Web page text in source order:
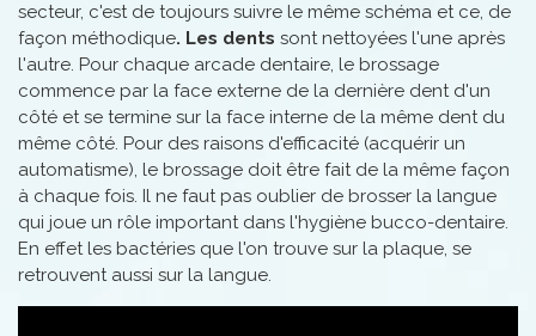
secteur, c'est de toujours suivre le même schéma et ce, de
façon méthodique. Les dents sont nettoyées l'une après
l'autre. Pour chaque arcade dentaire, le brossage
commence par la face externe de la dernière dent d'un
côté et se termine sur la face interne de la même dent du
même côté. Pour des raisons d'efficacité (acquérir un
automatisme), le brossage doit être fait de la même façon
à chaque fois. Il ne faut pas oublier de brosser la langue
qui joue un rôle important dans l'hygiène bucco-dentaire.
En effet les bactéries que l'on trouve sur la plaque, se
retrouvent aussi sur la langue.